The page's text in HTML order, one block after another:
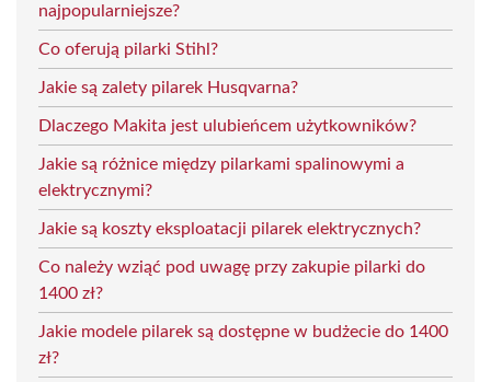
najpopularniejsze?
Co oferują pilarki Stihl?
Jakie są zalety pilarek Husqvarna?
Dlaczego Makita jest ulubieńcem użytkowników?
Jakie są różnice między pilarkami spalinowymi a
elektrycznymi?
Jakie są koszty eksploatacji pilarek elektrycznych?
Co należy wziąć pod uwagę przy zakupie pilarki do
1400 zł?
Jakie modele pilarek są dostępne w budżecie do 1400
zł?